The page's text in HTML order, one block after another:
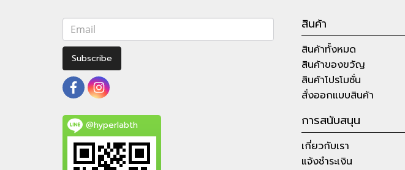
Subscribe
@hyperlabth
สินค้า
สินค้าทั้งหมด
สินค้าของขวัญ
สินค้าโปรโมชั่น
สั่งออกแบบสินค้า
การสนับสนุน
เกี่ยวกับเรา
แจ้งชำระเงิน